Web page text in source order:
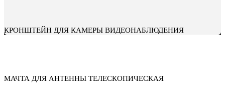
КРОНШТЕЙН ДЛЯ КАМЕРЫ ВИДЕОНАБЛЮДЕНИЯ
МАЧТА ДЛЯ АНТЕННЫ ТЕЛЕСКОПИЧЕСКАЯ